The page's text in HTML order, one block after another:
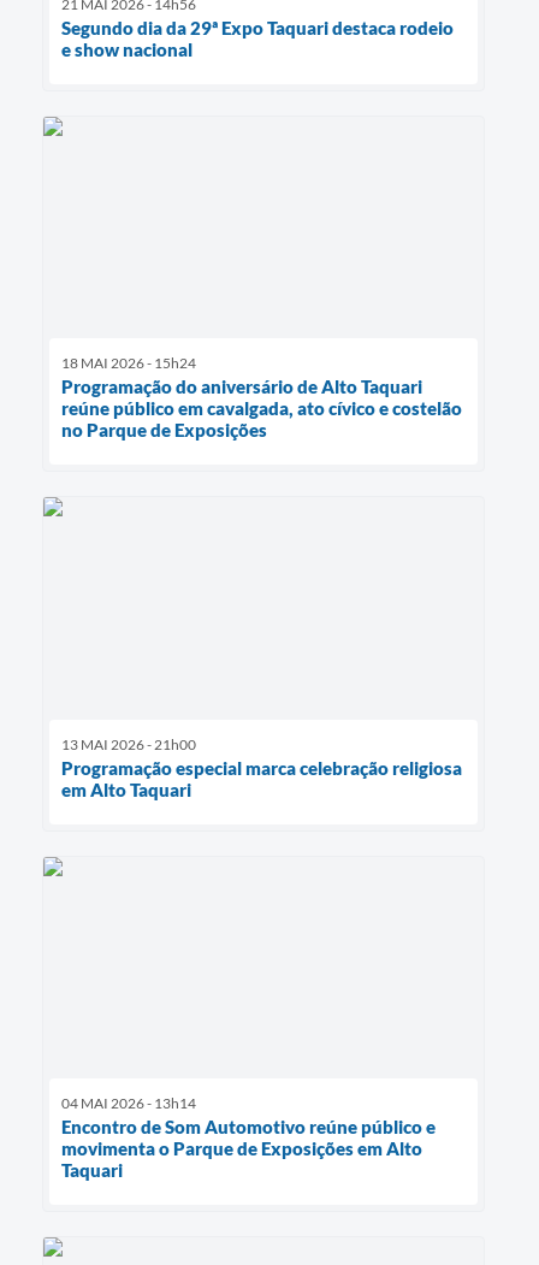
21 MAI 2026 - 14h56
Segundo dia da 29ª Expo Taquari destaca rodeio
e show nacional
18 MAI 2026 - 15h24
Programação do aniversário de Alto Taquari
reúne público em cavalgada, ato cívico e costelão
no Parque de Exposições
13 MAI 2026 - 21h00
Programação especial marca celebração religiosa
em Alto Taquari
04 MAI 2026 - 13h14
Encontro de Som Automotivo reúne público e
movimenta o Parque de Exposições em Alto
Taquari